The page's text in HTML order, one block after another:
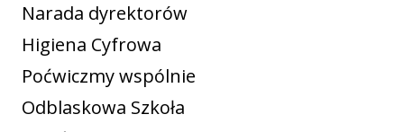
Narada dyrektorów
Higiena Cyfrowa
Poćwiczmy wspólnie
Odblaskowa Szkoła